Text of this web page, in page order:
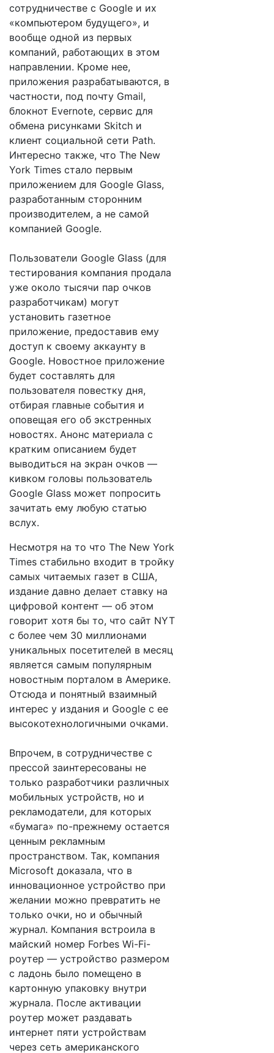
сотрудничестве с Google и их
«компьютером будущего», и
вообще одной из первых
компаний, работающих в этом
направлении. Кроме нее,
приложения разрабатываются, в
частности, под почту Gmail,
блокнот Evernote, сервис для
обмена рисунками Skitch и
клиент социальной сети Path.
Интересно также, что The New
York Times стало первым
приложением для Google Glass,
разработанным сторонним
производителем, а не самой
компанией Google.
Пользователи Google Glass (для
тестирования компания продала
уже около тысячи пар очков
разработчикам) могут
установить газетное
приложение, предоставив ему
доступ к своему аккаунту в
Google. Новостное приложение
будет составлять для
пользователя повестку дня,
отбирая главные события и
оповещая его об экстренных
новостях. Анонс материала с
кратким описанием будет
выводиться на экран очков —
кивком головы пользователь
Google Glass может попросить
зачитать ему любую статью
вслух.
Несмотря на то что The New York
Times стабильно входит в тройку
самых читаемых газет в США,
издание давно делает ставку на
цифровой контент — об этом
говорит хотя бы то, что сайт NYT
с более чем 30 миллионами
уникальных посетителей в месяц
является самым популярным
новостным порталом в Америке.
Отсюда и понятный взаимный
интерес у издания и Google c ее
высокотехнологичными очками.
Впрочем, в сотрудничестве с
прессой заинтересованы не
только разработчики различных
мобильных устройств, но и
рекламодатели, для которых
«бумага» по-прежнему остается
ценным рекламным
пространством. Так, компания
Microsoft доказала, что в
инновационное устройство при
желании можно превратить не
только очки, но и обычный
журнал. Компания встроила в
майский номер Forbes Wi-Fi-
роутер — устройство размером
с ладонь было помещено в
картонную упаковку внутри
журнала. После активации
роутер может раздавать
интернет пяти устройствам
через сеть американского